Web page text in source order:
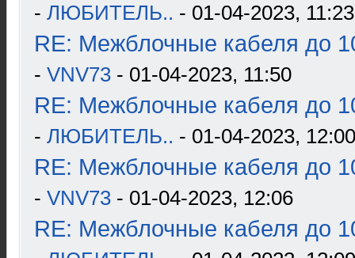
- ЛЮБИТЕЛЬ.. - 01-04-2023, 11:23
RE: Межблочные кабеля до
- VNV73 - 01-04-2023, 11:50
RE: Межблочные кабеля до
- ЛЮБИТЕЛЬ.. - 01-04-2023, 12:00
RE: Межблочные кабеля до
- VNV73 - 01-04-2023, 12:06
RE: Межблочные кабеля до